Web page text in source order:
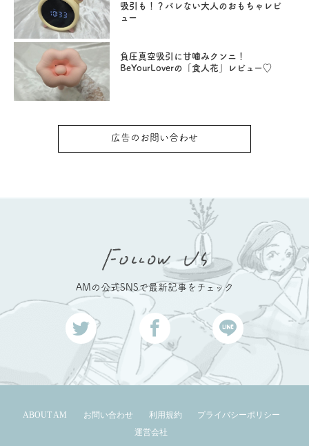
吸引も！？バレない大人のおもちゃレビ
ュー
負圧真空吸引に甘噛みクンニ！
BeYourLoverの「食人花」レビュー♡
広告のお問い合わせ
AMの公式SNSで最新記事をチェック
ABOUT AM お問い合わせ 利用規約
プライバシーポリシー
運営会社